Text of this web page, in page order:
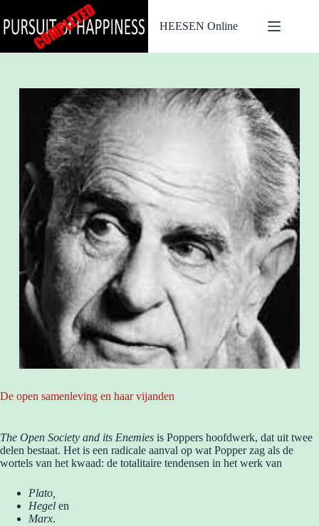
naar
de
HEESEN Online
De open samenleving en haar vijanden
The Open Society and its Enemies is Poppers hoofdwerk, dat uit twee
delen bestaat. Het is een radicale aanval op wat Popper zag als de
wortels van het kwaad: de totalitaire tendensen in het werk van
Plato,
Hegel en
Marx.